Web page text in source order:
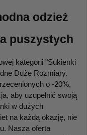
odzież
puszystych
kategorii "Sukienki
Duże Rozmiary.
o -20%,
aby uzupełnić swoją
w dużych
na każdą okazję, nie
Nasza oferta